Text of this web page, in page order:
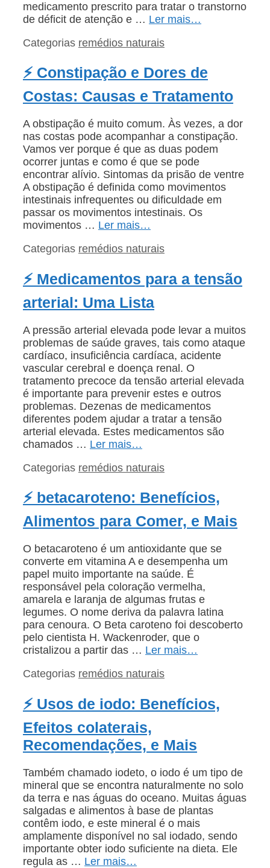
medicamento prescrito para tratar o transtorno
de déficit de atenção e … Ler mais…
Categorias remédios naturais
⚡ Constipação e Dores de
Costas: Causas e Tratamento
A obstipação é muito comum. Às vezes, a dor
nas costas pode acompanhar a constipação.
Vamos ver porque é que as duas podem
ocorrer juntas e como é que se pode
encontrar alívio. Sintomas da prisão de ventre
A obstipação é definida como movimentos
intestinais infrequentes ou dificuldade em
passar os movimentos intestinais. Os
movimentos … Ler mais…
Categorias remédios naturais
⚡ Medicamentos para a tensão
arterial: Uma Lista
A pressão arterial elevada pode levar a muitos
problemas de saúde graves, tais como ataque
cardíaco, insuficiência cardíaca, acidente
vascular cerebral e doença renal. O
tratamento precoce da tensão arterial elevada
é importante para prevenir estes e outros
problemas. Dezenas de medicamentos
diferentes podem ajudar a tratar a tensão
arterial elevada. Estes medicamentos são
chamados … Ler mais…
Categorias remédios naturais
⚡ betacaroteno: Benefícios,
Alimentos para Comer, e Mais
O betacaroteno é um antioxidante que se
converte em vitamina A e desempenha um
papel muito importante na saúde. É
responsável pela coloração vermelha,
amarela e laranja de algumas frutas e
legumes. O nome deriva da palavra latina
para cenoura. O Beta caroteno foi descoberto
pelo cientista H. Wackenroder, que o
cristalizou a partir das … Ler mais…
Categorias remédios naturais
⚡ Usos de iodo: Benefícios,
Efeitos colaterais,
Recomendações, e Mais
Também chamado iodeto, o iodo é um tipo de
mineral que se encontra naturalmente no solo
da terra e nas águas do oceano. Muitas águas
salgadas e alimentos à base de plantas
contêm iodo, e este mineral é o mais
amplamente disponível no sal iodado, sendo
importante obter iodo suficiente na dieta. Ele
regula as … Ler mais…